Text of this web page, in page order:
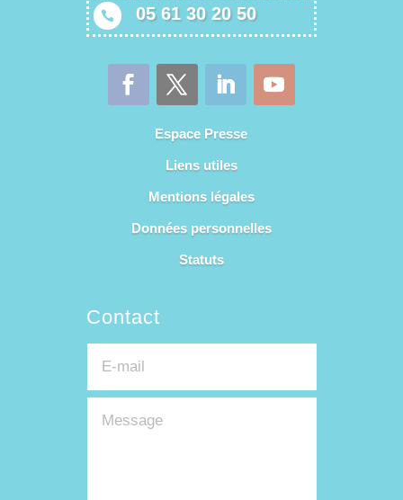
 05 61 30 20 50
Espace Presse
Liens utiles
Mentions légales
Données personnelles
Statuts
Contact